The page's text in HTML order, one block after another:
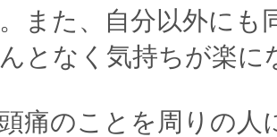
また、自分以外にも
となく気持ちが楽に
痛のことを周りの人